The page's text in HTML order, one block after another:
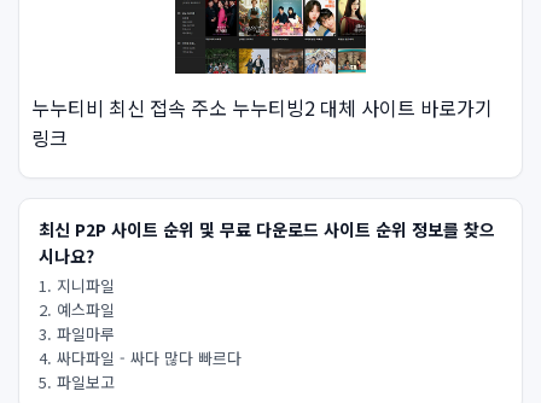
누누티비 최신 접속 주소 누누티빙2 대체 사이트 바로가기
링크
최신 P2P 사이트 순위 및 무료 다운로드 사이트 순위 정보를 찾으
시나요?
1. 지니파일
2. 예스파일
3. 파일마루
4. 싸다파일 - 싸다 많다 빠르다
5. 파일보고